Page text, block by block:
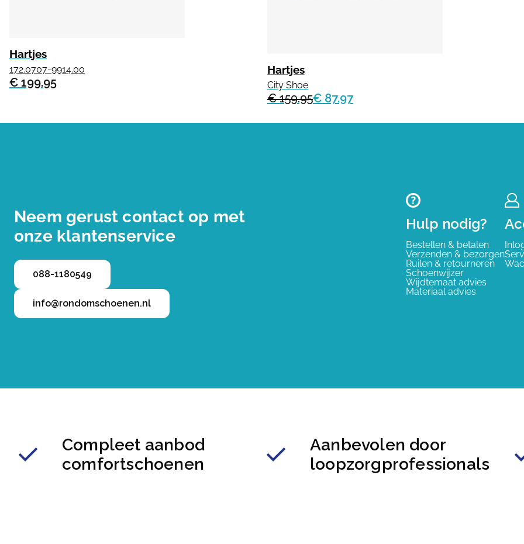
Hartjes
172.0707-9914.00
€ 199.95
Hartjes
City Shoe
€ 159.95€ 87.97
Neem gerust contact op met
onze klantenservice
088-1180549
info@rondomschoenen.nl
Hulp nodig?
Bestellen & betalen
Verzenden & bezorgen
Ruilen & retourneren
Schoenwijzer
Wijdtemaat advies
Materiaal advies
Compleet aanbod
comfortschoenen
Aanbevolen door
loopzorgprofessionals